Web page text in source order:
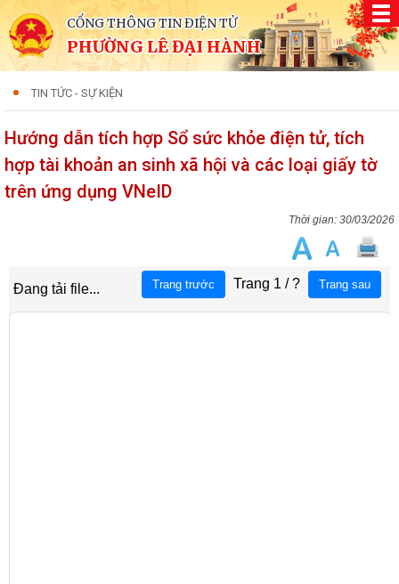
CỔNG THÔNG TIN ĐIỆN TỬ
PHƯỜNG LÊ ĐẠI HÀNH
TIN TỨC - SỰ KIỆN
Hướng dẫn tích hợp Sổ sức khỏe điện tử, tích
hợp tài khoản an sinh xã hội và các loại giấy tờ
trên ứng dụng VNeID
30/03/2026